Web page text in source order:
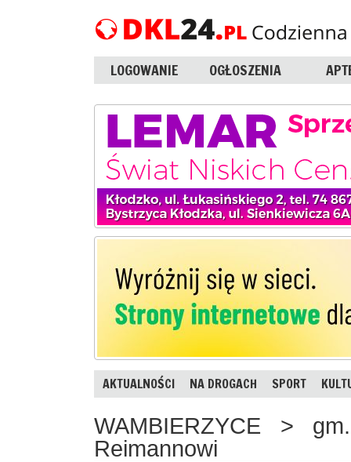
LOGOWANIE OGŁOSZENIA
AKTUALNOŚCI NA DROGACH SPORT
WAMBIERZYCE >
Reimannowi